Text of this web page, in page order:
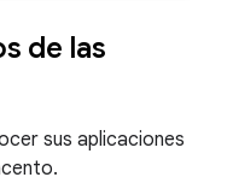
de las
sus aplicaciones